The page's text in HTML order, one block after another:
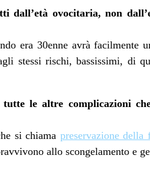
ovocitaria, non
era 30enne avrà facilmente
stessi rischi, bassissimi, di
le altre complicazioni
si chiama preservazione della
allo scongelamento e